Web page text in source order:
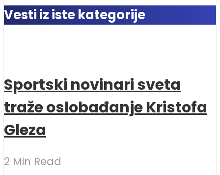
Vesti iz iste kategorije
Sportski novinari sveta
traže oslobađanje Kristofa
Gleza
2 Min Read